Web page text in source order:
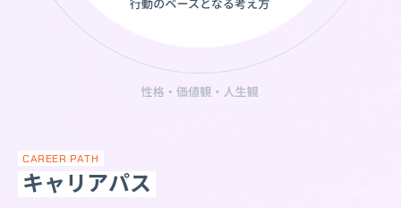
CAREER PATH
キャリアパス